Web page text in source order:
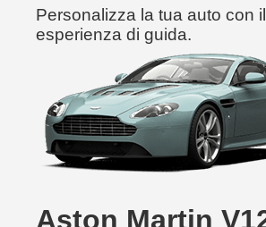
Personalizza la tua auto con
esperienza di guida.
Aston Martin